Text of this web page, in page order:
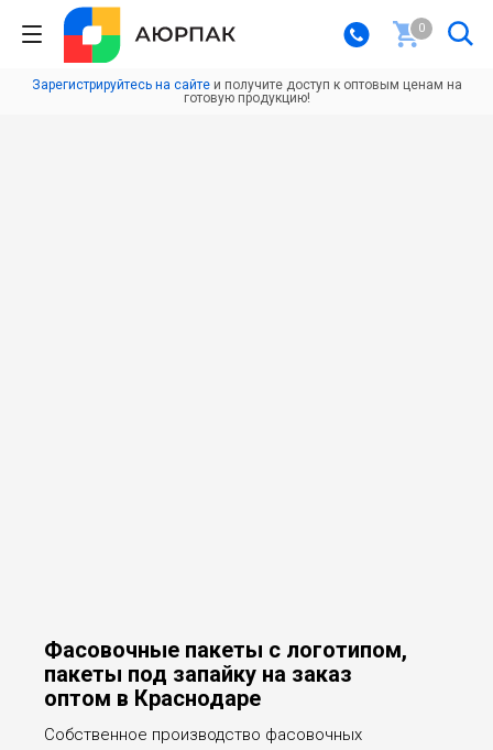
0
Зарегистрируйтесь на сайтеи получите доступ к оптовым ценам на
готовую продукцию!
Фасовочные пакеты с логотипом,
пакеты под запайку на заказ
оптом в Краснодаре
Собственное производство фасовочных